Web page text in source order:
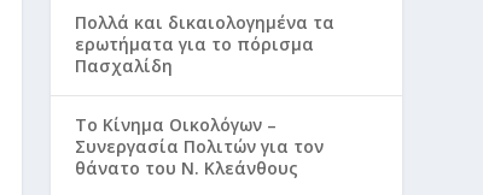
Πολλά και δικαιολογημένα τα
ερωτήματα για το πόρισμα
Πασχαλίδη
Το Κίνημα Οικολόγων –
Συνεργασία Πολιτών για τον
θάνατο του Ν. Κλεάνθους